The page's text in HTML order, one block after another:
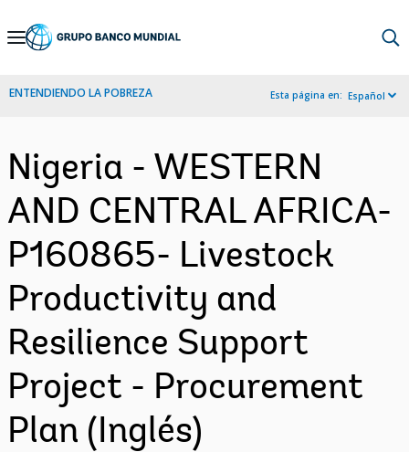
Skip
Navigation
ENTENDIENDO LA POBREZA Esta página en: Español
Nigeria - WESTERN
AND CENTRAL AFRICA-
P160865- Livestock
Productivity and
Resilience Support
Project - Procurement
Plan (Inglés)